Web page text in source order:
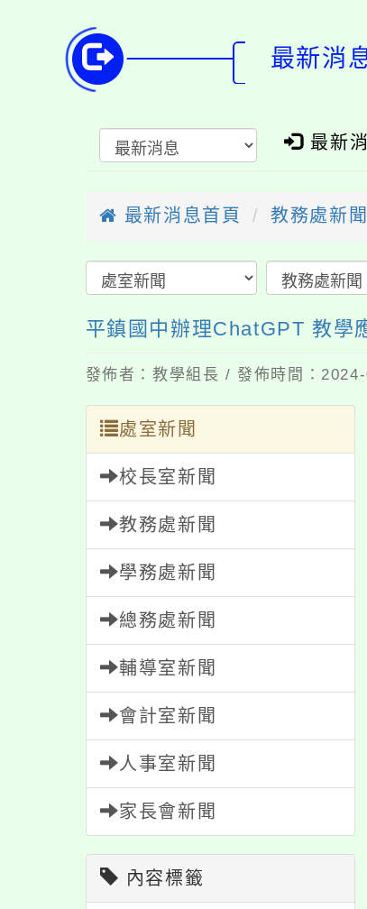
最新消
最新
最新消息首頁 教務處新聞
平鎮國中辦理ChatGPT 教學
發佈者：教學組長 / 發佈時間：
處室新聞
校長室新聞
教務處新聞
學務處新聞
總務處新聞
輔導室新聞
會計室新聞
人事室新聞
家長會新聞
內容標籤